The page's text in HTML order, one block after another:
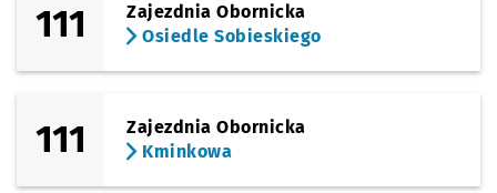
111
Zajezdnia Obornicka
Osiedle Sobieskiego
111
Zajezdnia Obornicka
Kminkowa